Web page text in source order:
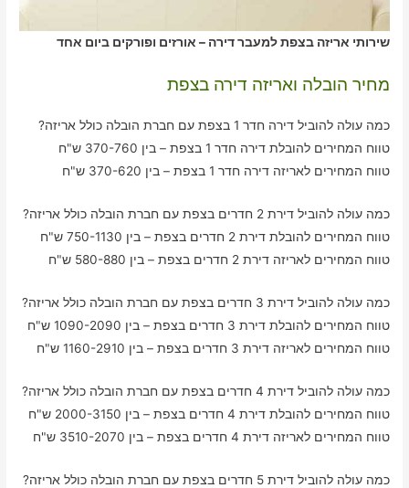
שירותי אריזה בצפת למעבר דירה – אורזים ופורקים ביום אחד
מחיר הובלה ואריזה דירה בצפת
כמה עולה להוביל דירה חדר 1 בצפת עם חברת הובלה כולל אריזה?
טווח המחירים להובלת דירה חדר 1 בצפת – בין 370-760 ש"ח
טווח המחירים לאריזה דירה חדר 1 בצפת – בין 370-620 ש"ח
כמה עולה להוביל דירת 2 חדרים בצפת עם חברת הובלה כולל אריזה?
טווח המחירים להובלת דירת 2 חדרים בצפת – בין 750-1130 ש"ח
טווח המחירים לאריזה דירת 2 חדרים בצפת – בין 580-880 ש"ח
כמה עולה להוביל דירת 3 חדרים בצפת עם חברת הובלה כולל אריזה?
טווח המחירים להובלת דירת 3 חדרים בצפת – בין 1090-2090 ש"ח
טווח המחירים לאריזה דירת 3 חדרים בצפת – בין 1160-2910 ש"ח
כמה עולה להוביל דירת 4 חדרים בצפת עם חברת הובלה כולל אריזה?
טווח המחירים להובלת דירת 4 חדרים בצפת – בין 2000-3150 ש"ח
טווח המחירים לאריזה דירת 4 חדרים בצפת – בין 3510-2070 ש"ח
כמה עולה להוביל דירת 5 חדרים בצפת עם חברת הובלה כולל אריזה?